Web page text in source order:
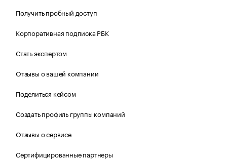
Получить пробный доступ
Корпоративная подписка РБК
Стать экспертом
Отзывы о вашей компании
Поделиться кейсом
Создать профиль группы компаний
Отзывы о сервисе
Сертифицированные партнеры